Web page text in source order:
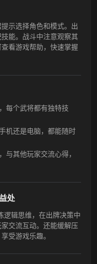
示选择角色和模式。出
能。战斗中注意观察其
看游戏帮助，快速掌握
每个武将都有独特技
机还是电脑，都能随时
与其他玩家交流心得，
处
逻辑思维，在出牌决策中
交流互动。还能缓解压
受游戏乐趣。